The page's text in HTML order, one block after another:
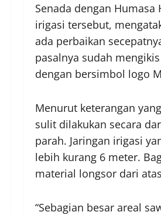
Senada dengan
irigasi tersebut,
ada perbaikan
pasalnya sudah
dengan bersimbol logo
Menurut keterangan
sulit dilakukan secara
parah. Jaringan irigasi
lebih kurang 6 meter.
material longsor dari
“Sebagian besar areal